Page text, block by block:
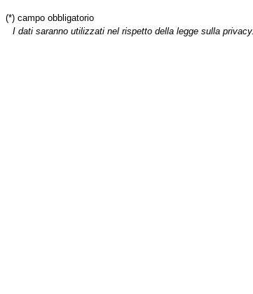
(*) campo obbligatorio
I dati saranno utilizzati nel rispetto della legge sulla privacy.